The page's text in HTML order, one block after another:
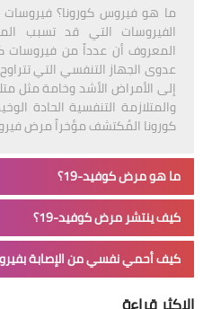
ما هو فيروس كورونا؟
الفيروسات التي قد تسبب
المعروف أن عدداً من فيروسات
عدوى الجهاز التنفسي التي
إلى الأمراض الأشد وخامة مثل
والمتلازمة التنفسية الحادة
كورونا المُكتشف مؤخراً مرض
ما هو مرض كوفيد-19؟
كيف ينتشر مرض كوفيد-19؟
كيف أحمي نفسي من الإصابة